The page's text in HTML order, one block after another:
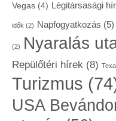
Vegas (4) Légitársasági
idők (2) Napfogyatkozás (5)
(2) Nyaralás
Repülőtéri hírek (8)
Turizmus
USA